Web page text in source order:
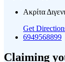
Ακρίτα
Get
6949568899
Claiming